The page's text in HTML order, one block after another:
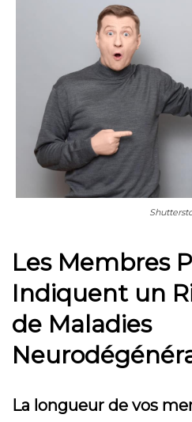
Les Membres
Indiquent un
de Maladies
La longueur de vos